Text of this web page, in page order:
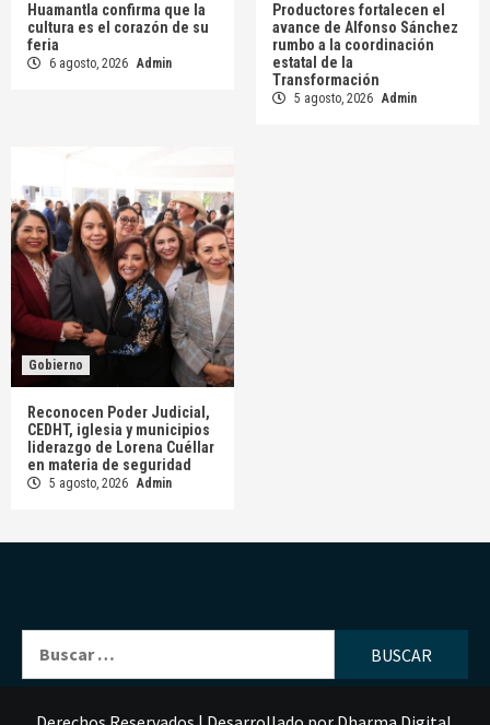
Huamantla confirma que la
cultura es el corazón de su
feria
6 agosto, 2026 Admin
Productores fortalecen el
avance de Alfonso Sánchez
rumbo a la coordinación
estatal de la
Transformación
5 agosto, 2026 Admin
Gobierno
Reconocen Poder Judicial,
CEDHT, iglesia y municipios
liderazgo de Lorena Cuéllar
en materia de seguridad
5 agosto, 2026 Admin